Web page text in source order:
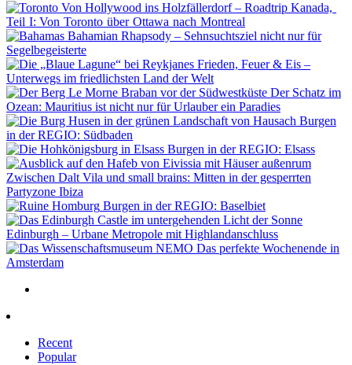
Von Hollywood ins Holzfällerdorf – Roadtrip Kanada,
Teil I: Von Toronto über Ottawa nach Montreal
Bahamian Rhapsody – Sehnsuchtsziel nicht nur für
Segelbegeisterte
Frieden, Feuer & Eis –
Unterwegs im friedlichsten Land der Welt
Der Schatz im
Ozean: Mauritius ist nicht nur für Urlauber ein Paradies
Burgen
in der REGIO: Südbaden
Burgen in der REGIO: Elsass
Zwischen Dalt Vila und small brains: Mitten in der gesperrten
Partyzone Ibiza
Burgen in der REGIO: Baselbiet
Edinburgh – Urbane Metropole mit Highlandanschluss
Das perfekte Wochenende in
Amsterdam
Recent
Popular